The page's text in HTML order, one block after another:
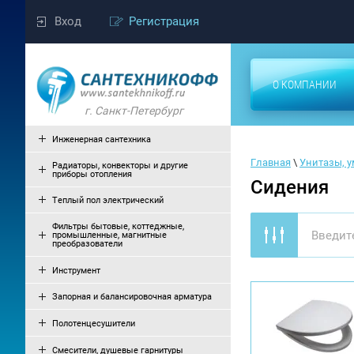
Вход Регистрация
г. Санкт-Петербург
О КОМПАНИИ
Инженерная сантехника
Радиаторы, конвекторы и другие
приборы отопления
Теплый пол электрический
Фильтры бытовые, коттеджные,
промышленные, магнитные
преобразователи
Инструмент
Запорная и балансировочная арматура
Полотенцесушители
Смесители, душевые гарнитуры
Главная \ Унитазы,
Сидения